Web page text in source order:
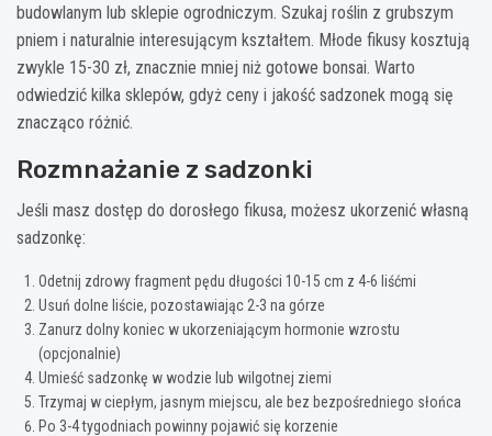
budowlanym lub sklepie ogrodniczym. Szukaj roślin z grubszym
pniem i naturalnie interesującym kształtem. Młode fikusy kosztują
zwykle 15-30 zł, znacznie mniej niż gotowe bonsai. Warto
odwiedzić kilka sklepów, gdyż ceny i jakość sadzonek mogą się
znacząco różnić.
Rozmnażanie z sadzonki
Jeśli masz dostęp do dorosłego fikusa, możesz ukorzenić własną
sadzonkę:
Odetnij zdrowy fragment pędu długości 10-15 cm z 4-6 liśćmi
Usuń dolne liście, pozostawiając 2-3 na górze
Zanurz dolny koniec w ukorzeniającym hormonie wzrostu
(opcjonalnie)
Umieść sadzonkę w wodzie lub wilgotnej ziemi
Trzymaj w ciepłym, jasnym miejscu, ale bez bezpośredniego słońca
Po 3-4 tygodniach powinny pojawić się korzenie